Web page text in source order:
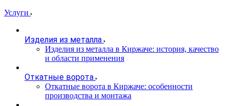
Услуги
Изделия из металла
Изделия из металла в Киржаче: история, качество
и области применения
Откатные ворота
Откатные ворота в Киржаче: особенности
производства и монтажа